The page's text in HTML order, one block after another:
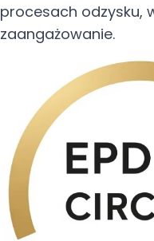
procesach odzysku,
zaangażowanie.